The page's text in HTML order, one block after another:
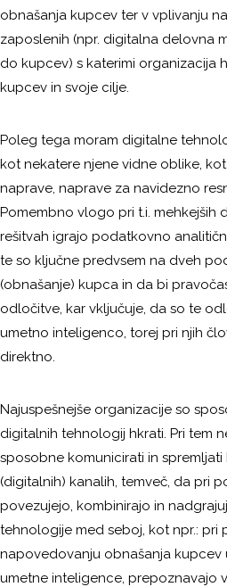
obnašanja kupcev ter v vplivanju
zaposlenih (npr. digitalna delovna
do kupcev) s katerimi organizacija
kupcev in svoje cilje.
Poleg tega moram digitalne
kot nekatere njene vidne oblike,
naprave, naprave za navidezno
Pomembno vlogo pri t.i. mehkejših
rešitvah igrajo podatkovno
te so ključne predvsem na dveh
(obnašanje) kupca in da bi
odločitve, kar vključuje, da so te
umetno inteligenco, torej pri njih
direktno.
Najuspešnejše organizacije so
digitalnih tehnologij hkrati. Pri tem
sposobne komunicirati in
(digitalnih) kanalih, temveč, da pri
povezujejo, kombinirajo in
tehnologije med seboj, kot npr.: pri
napovedovanju obnašanja
umetne inteligence, prepoznavajo